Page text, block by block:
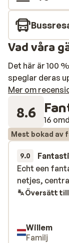
Vad våra
Det här är 100
speglar deras
Mer om
8.6 16
Mest bokad av
9.0
Echt een
netjes,
Echt een
netjes,
Översätt till
Willem
Familj